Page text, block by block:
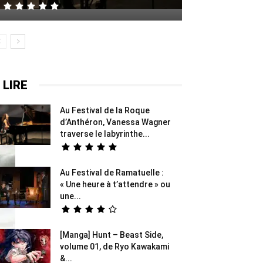
Au Festival de la Roque
d’Anthéron, Vanessa Wagner
traverse le labyrinthe...
Au Festival de Ramatuelle :
« Une heure à t’attendre » ou
une...
[Manga] Hunt – Beast Side,
volume 01, de Ryo Kawakami
&...